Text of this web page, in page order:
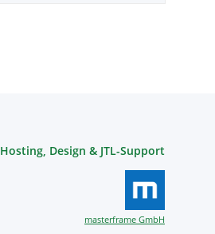
Hosting, Design & JTL-Support
masterframe GmbH